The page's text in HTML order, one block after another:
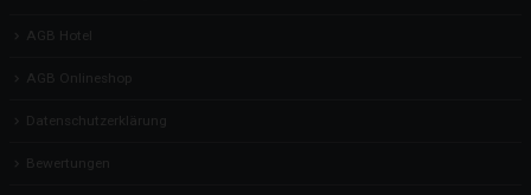
AGB Hotel
AGB Onlineshop
Datenschutzerklärung
Bewertungen